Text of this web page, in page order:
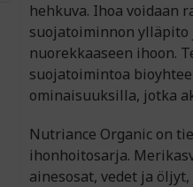
hehkuva. Ihoa voidaan
suojatoiminnon ylläpito
nuorekkaaseen ihoon.
suojatoimintoa
ominaisuuksilla, jotka
Nutriance Organic on
ihonhoitosarja.
ainesosat, vedet ja